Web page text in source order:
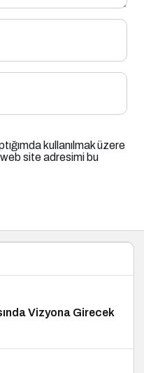
kullanılmak üzere
site adresimi bu
Vizyona Girecek